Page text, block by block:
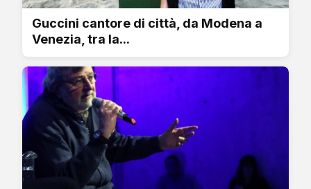
Guccini cantore di città, da Modena a
Venezia, tra la...